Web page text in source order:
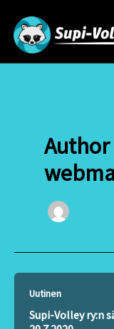
sisältöön
Uutinen
Supi-Volley ry:n